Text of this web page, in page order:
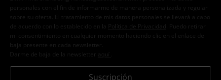
personales con el fin de informarme de manera personalizada y regular
sobre su oferta. El tratamiento de mis datos personales se llevará a cabo
de acuerdo con lo establecido en la
Política de Privacidad . Puedo retirar
mi consentimiento en cualquier momento haciendo clic en el enlace de
baja presente en cada newsletter.
Darme de baja de la newsletter
aquí
Suscripción